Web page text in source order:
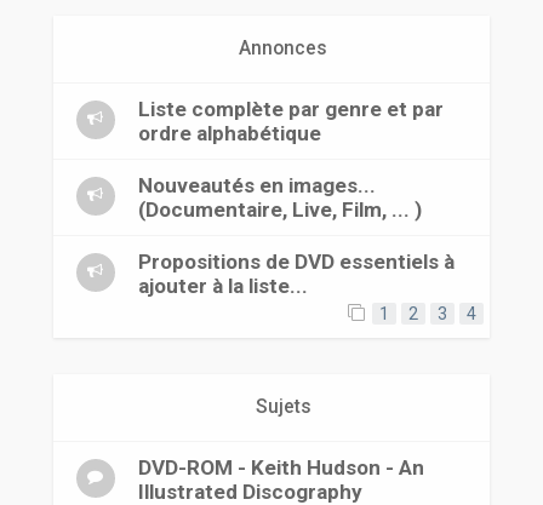
Annonces
Liste complète par genre et par
ordre alphabétique
Nouveautés en images...
(Documentaire, Live, Film, ... )
Propositions de DVD essentiels à
ajouter à la liste...
1 2 3 4
Sujets
DVD-ROM - Keith Hudson - An
Illustrated Discography